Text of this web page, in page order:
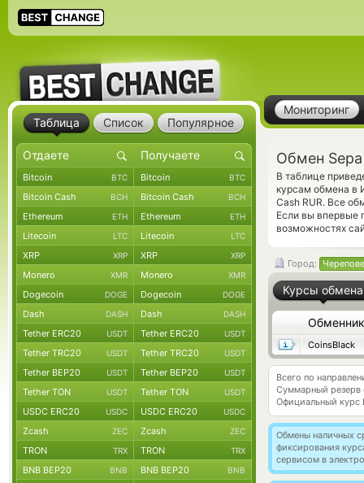
Мониторинг
Обмен
В таблице
курсам обмена в
Cash RUR. Все
Если вы впервые
возможностях
Город:
Курсы обмена
Обменник
CoinsBlack
Всего по
Суммарный резерв
Официальный курс
Обмены наличных
фиксирования
сервисом в
Таблица Список Популярное
Bitcoin BTC Bitcoin BTC
Bitcoin Cash BCH Bitcoin Cash BCH
Ethereum ETH Ethereum ETH
Litecoin LTC Litecoin LTC
XRP XRP XRP XRP
Monero XMR Monero XMR
Dogecoin DOGE Dogecoin DOGE
Dash DASH Dash DASH
Tether ERC20 USDT Tether ERC20 USDT
Tether TRC20 USDT Tether TRC20 USDT
Tether BEP20 USDT Tether BEP20 USDT
Tether TON USDT Tether TON USDT
USDC ERC20 USDC USDC ERC20 USDC
Zcash ZEC Zcash ZEC
TRON TRX TRON TRX
BNB BEP20 BNB BNB BEP20 BNB